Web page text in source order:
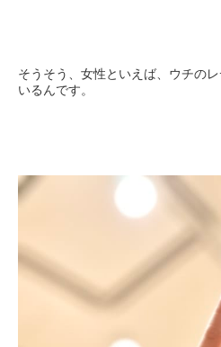
そうそう、女性といえば、ウチの
いるんです。